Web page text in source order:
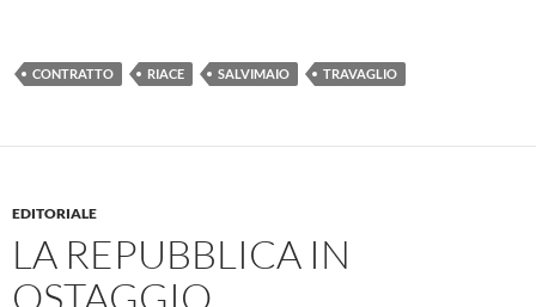
CONTRATTO RIACE SALVIMAIO TRAVAGLIO
EDITORIALE
LA REPUBBLICA IN
OSTAGGIO